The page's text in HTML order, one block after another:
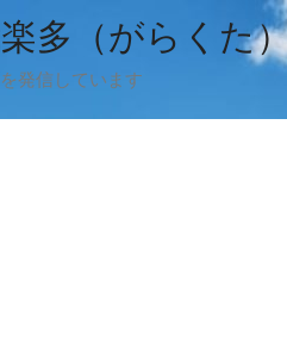
多（がらくた
発信しています